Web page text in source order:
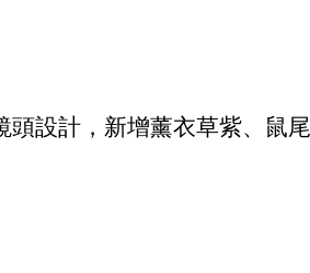
設計，新增薰衣草紫、鼠